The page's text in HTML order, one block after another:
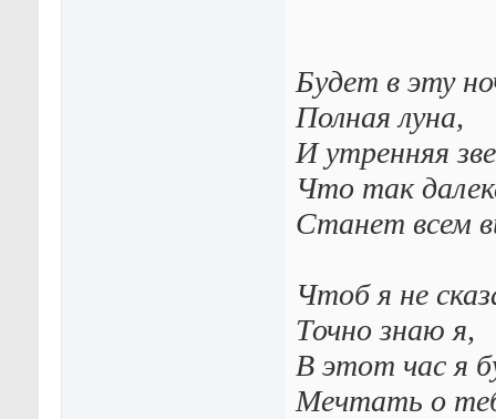
Будет в эту
Полная луна,
И утренняя
Что так
Станет всем
Чтоб я не
Точно знаю я,
В этот час я
Мечтать о